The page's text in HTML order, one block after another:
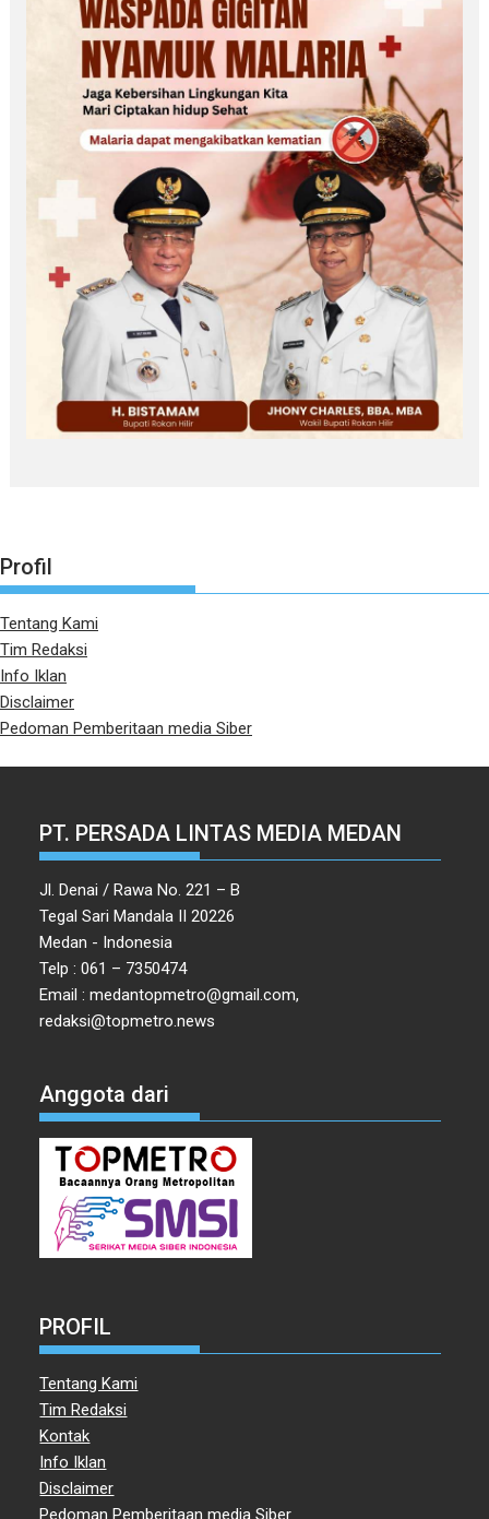
Profil
Tentang Kami
Tim Redaksi
Info Iklan
Disclaimer
Pedoman Pemberitaan media Siber
PT. PERSADA LINTAS MEDIA MEDAN
Jl. Denai / Rawa No. 221 – B
Tegal Sari Mandala II 20226
Medan - Indonesia
Telp : 061 – 7350474
Email : medantopmetro@gmail.com,
redaksi@topmetro.news
Anggota dari
PROFIL
Tentang Kami
Tim Redaksi
Kontak
Info Iklan
Disclaimer
Pedoman Pemberitaan media Siber